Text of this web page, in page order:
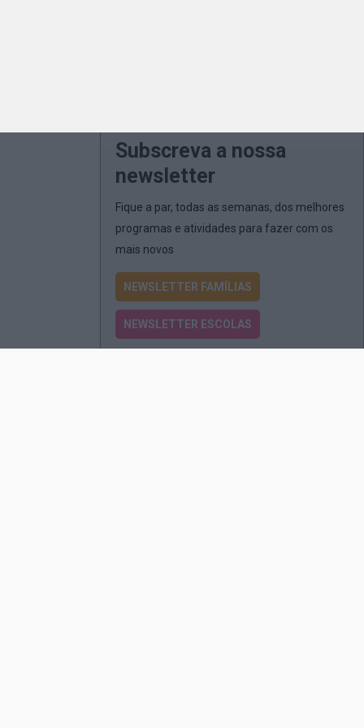
Subscreva a nossa
newsletter
Fique a par, todas as semanas, dos melhores
programas e atividades para fazer com os
mais novos
NEWSLETTER FAMÍLIAS
NEWSLETTER ESCOLAS